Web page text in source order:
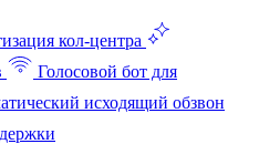
кол‑центра
Голосовой бот для
исходящий обзвон